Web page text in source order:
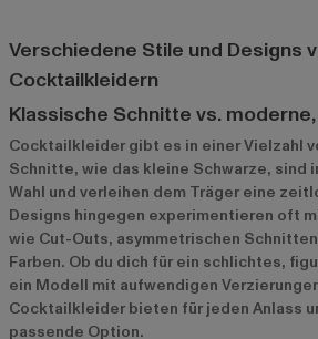
Verschiedene Stile und Designs
Cocktailkleidern
Klassische Schnitte vs.
Cocktailkleider gibt es in einer Vielzahl
Schnitte, wie das kleine Schwarze, sind
Wahl und verleihen dem Träger eine
Designs hingegen experimentieren oft
wie Cut-Outs, asymmetrischen
Farben. Ob du dich für ein schlichtes,
ein Modell mit aufwendigen
Cocktailkleider bieten für jeden Anlass
passende Option.